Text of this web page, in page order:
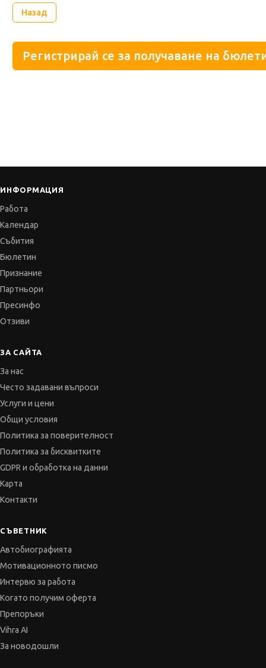
Назад
Регистрирай се за получаване на
Събития
Бюлетин
Признание
Партньори
Пресинфо
Отзиви
За нас
Услуги и цени
Общи условия
Политика за поверителност
Политика за бисквитките
GDPR и обработка на данни
Карта
Контакти
Автобиографията
Интервю за работа
Когато получим оферта
Препоръки
Vihra AI
За новодошли